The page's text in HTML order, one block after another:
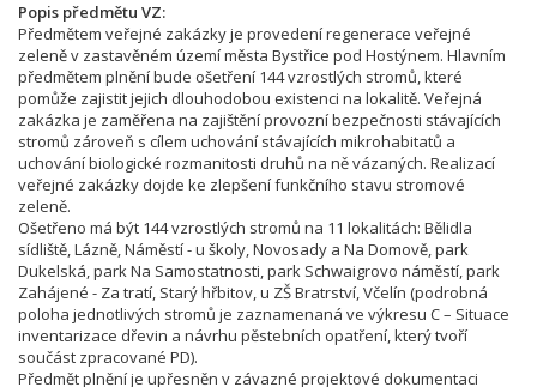
Popis předmětu VZ
Předmětem veřejné zakázky je provedení regenerace veřejné
zeleně v zastavěném území města Bystřice pod Hostýnem. Hlavním
předmětem plnění bude ošetření 144 vzrostlých stromů, které
pomůže zajistit jejich dlouhodobou existenci na lokalitě. Veřejná
zakázka je zaměřena na zajištění provozní bezpečnosti stávajících
stromů zároveň s cílem uchování stávajících mikrohabitatů a
uchování biologické rozmanitosti druhů na ně vázaných. Realizací
veřejné zakázky dojde ke zlepšení funkčního stavu stromové
zeleně.
Ošetřeno má být 144 vzrostlých stromů na 11 lokalitách: Bělidla
sídliště, Lázně, Náměstí - u školy, Novosady a Na Domově, park
Dukelská, park Na Samostatnosti, park Schwaigrovo náměstí, park
Zahájené - Za tratí, Starý hřbitov, u ZŠ Bratrství, Včelín (podrobná
poloha jednotlivých stromů je zaznamenaná ve výkresu C – Situace
inventarizace dřevin a návrhu pěstebních opatření, který tvoří
součást zpracované PD).
Předmět plnění je upřesněn v závazné projektové dokumentaci